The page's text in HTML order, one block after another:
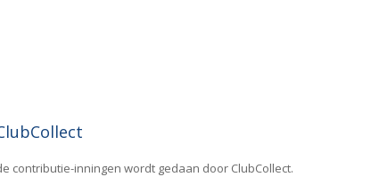
contributie-inningen wordt gedaan door ClubCollect.